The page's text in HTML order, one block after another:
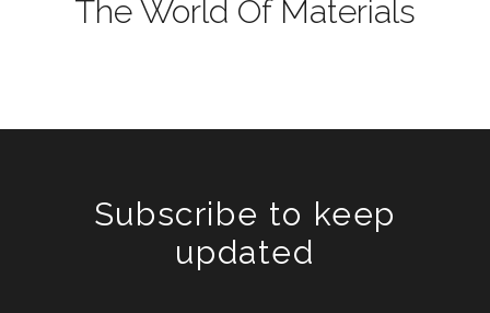
The World Of Materials
Subscribe to keep
updated